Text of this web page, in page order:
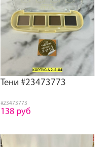
Тени #23473773
#23473773
138 руб